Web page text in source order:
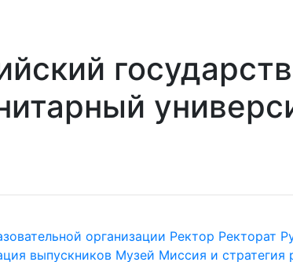
организации Ректор Ректорат
выпускников Музей Миссия и стратегия